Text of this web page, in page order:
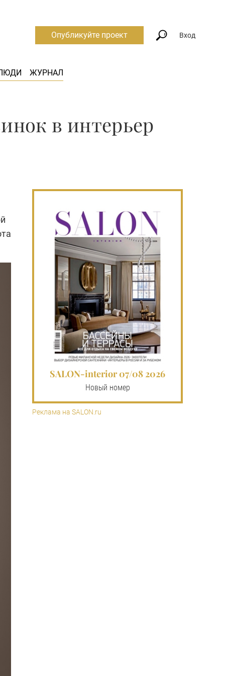
ЖУРНАЛ
Опубликуйте проект Вход
в интерьер
SALON-interior 07/08 2026
Новый номер
Реклама на SALON.ru